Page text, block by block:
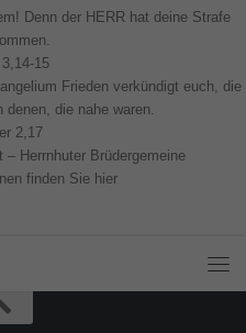
Denn der HERR hat deine Strafe
15
Frieden verkündigt euch, die
die nahe waren.
2,17
Herrnhuter Brüdergemeine
finden Sie hier